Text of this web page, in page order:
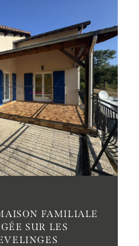
FAMILIALE
SUR LES